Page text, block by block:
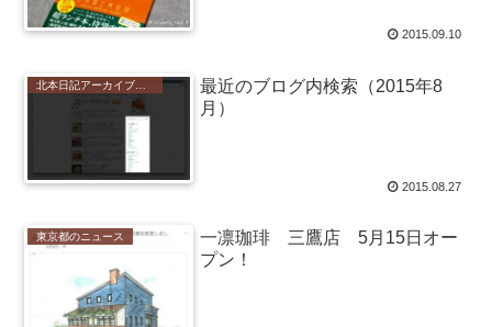
2015.09.10
北本日記アーカイブ（記録保存）
最近のブログ内検索（2015年8
月）
2015.08.27
東京都のニュース
一凛珈琲 三鷹店 5月15日オー
プン！